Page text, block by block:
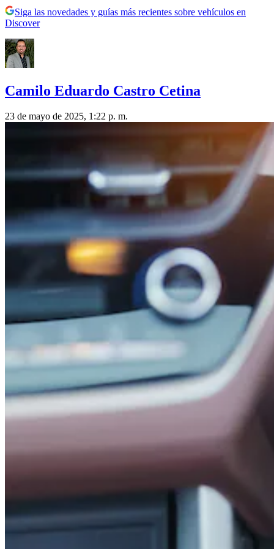
Siga las novedades y guías más recientes sobre vehículos en
Discover
Camilo Eduardo Castro Cetina
23 de mayo de 2025, 1:22 p. m.